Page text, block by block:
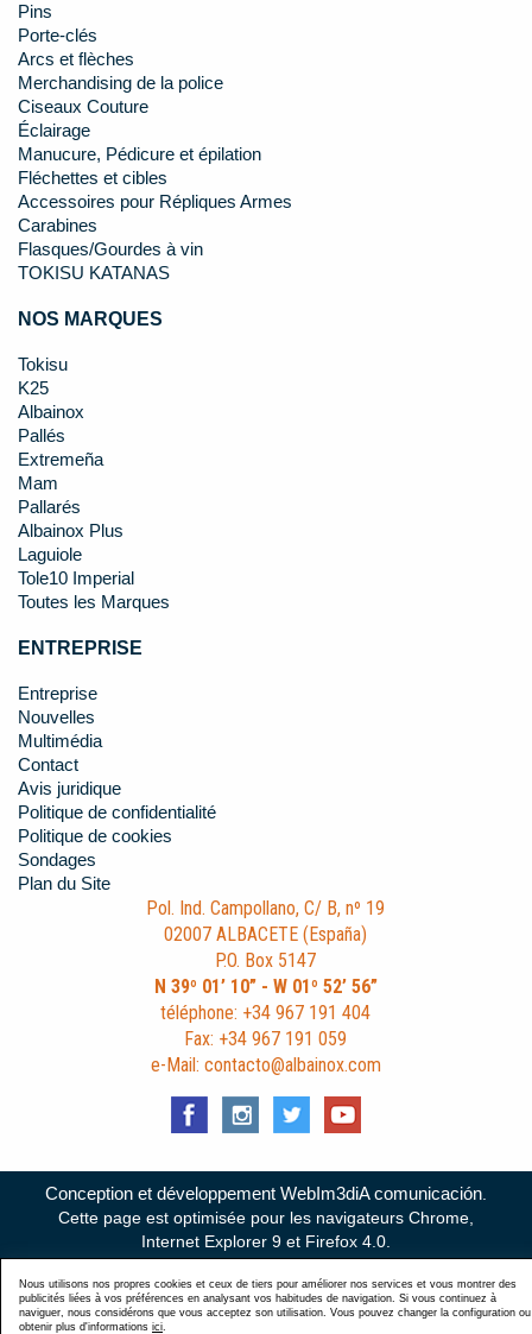
Pins
Porte-clés
Arcs et flèches
Merchandising de la police
Ciseaux Couture
Éclairage
Manucure, Pédicure et épilation
Fléchettes et cibles
Accessoires pour Répliques Armes
Carabines
Flasques/Gourdes à vin
TOKISU KATANAS
NOS MARQUES
Tokisu
K25
Albainox
Pallés
Extremeña
Mam
Pallarés
Albainox Plus
Laguiole
Tole10 Imperial
Toutes les Marques
ENTREPRISE
Entreprise
Nouvelles
Multimédia
Contact
Avis juridique
Politique de confidentialité
Politique de cookies
Sondages
Plan du Site
Pol. Ind. Campollano, C/ B, nº 19
02007 ALBACETE (España)
P.O. Box 5147
N 39º 01’ 10” - W 01º 52’ 56”
téléphone: +34 967 191 404
Fax: +34 967 191 059
e-Mail: contacto@albainox.com
Conception et développement WebIm3diA comunicación.
Cette page est optimisée pour les navigateurs Chrome,
Internet Explorer 9 et Firefox 4.0.
Nous utilisons nos propres cookies et ceux de tiers pour améliorer nos services et vous montrer des
publicités liées à vos préférences en analysant vos habitudes de navigation. Si vous continuez à
naviguer, nous considérons que vous acceptez son utilisation. Vous pouvez changer la configuration ou
obtenir plus d'informations ici.